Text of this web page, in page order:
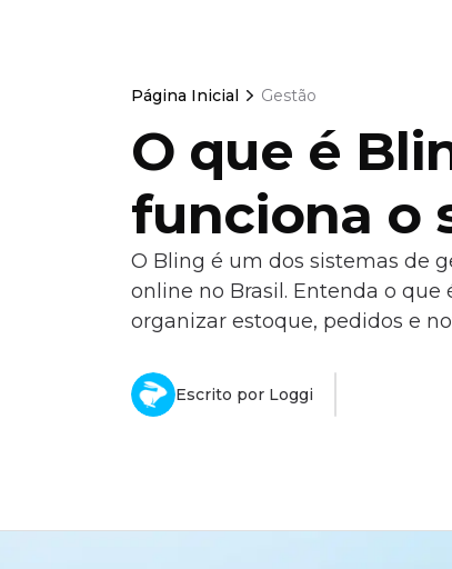
Página Inicial Gestão
O que é
funciona o
O Bling é um dos sistemas de
online no Brasil. Entenda o
organizar estoque, pedidos e
Escrito por Loggi